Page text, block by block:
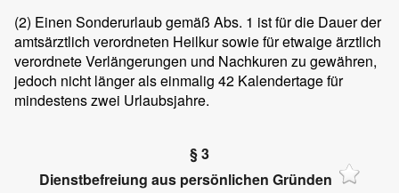
(2) Einen Sonderurlaub gemäß Abs. 1 ist für die Dauer der
amtsärztlich verordneten Heilkur sowie für etwaige ärztlich
verordnete Verlängerungen und Nachkuren zu gewähren,
jedoch nicht länger als einmalig 42 Kalendertage für
mindestens zwei Urlaubsjahre.
§ 3
Dienstbefreiung aus persönlichen Gründen